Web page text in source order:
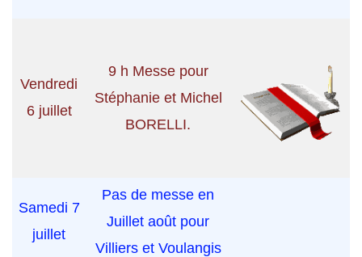
Vendredi
6 juillet
9 h Messe pour
Stéphanie et Michel
BORELLI.
Samedi 7
juillet
Pas de messe en
Juillet août pour
Villiers et Voulangis